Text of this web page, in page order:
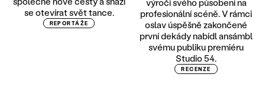
se otevírat svět tance.
REPORTÁŽE
výročí svého působení na
profesionální scéně. V rámci
oslav úspěšně zakončené
první dekády nabídl ansámbl
svému publiku premiéru
Studio 54.
RECENZE